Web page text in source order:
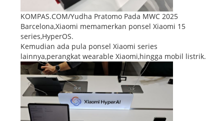
KOMPAS.COM/Yudha Pratomo Pada MWC 2025
Barcelona,Xiaomi memamerkan ponsel Xiaomi 15
series,HyperOS.
Kemudian ada pula ponsel Xiaomi series
lainnya,perangkat wearable Xiaomi,hingga mobil listrik.